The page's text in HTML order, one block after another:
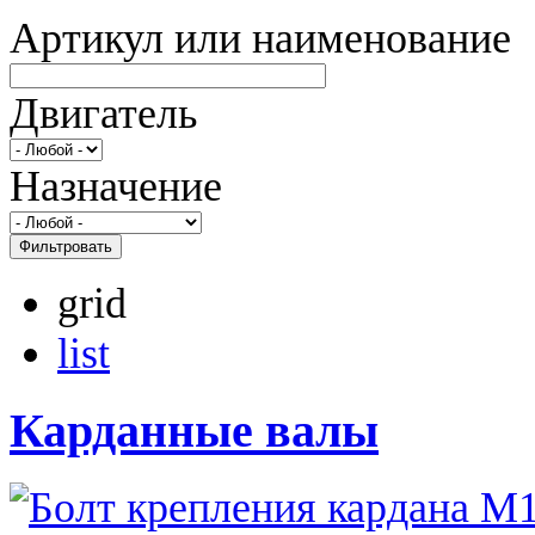
Артикул или наименование
Двигатель
Назначение
Фильтровать
grid
list
Карданные валы